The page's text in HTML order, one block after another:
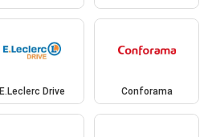
E.Leclerc Drive Conforama